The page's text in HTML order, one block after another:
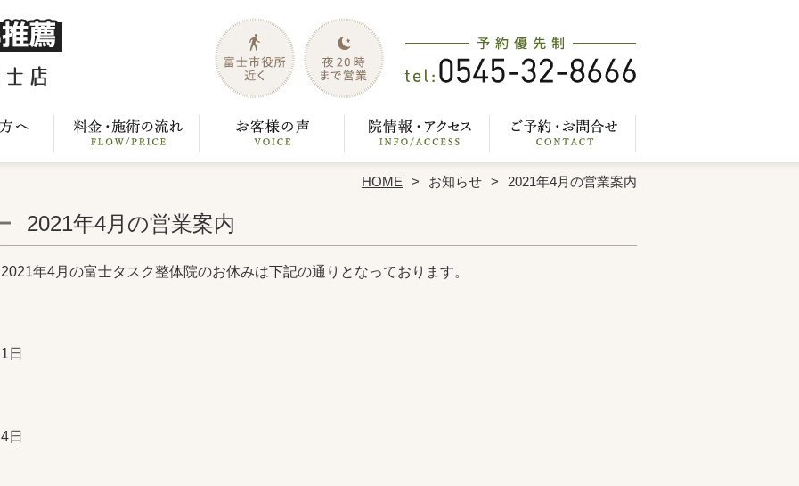
HOME お知らせ 2021年4月の営業案内
2021年4月の営業案内
2021年4月の富士タスク整体院のお休みは下記の通りとなっております。
1日
4日